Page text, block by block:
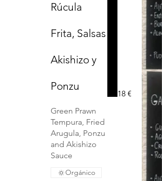
Rúcula
Frita, Salsas
Akishizo y
Ponzu
Green Prawn
Tempura, Fried
Arugula, Ponzu
and Akishizo
Sauce
18 €
Orgánico